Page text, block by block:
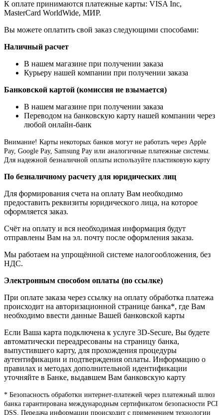
К оплате принимаются платежные карты: VISA Inc,
MasterCard WorldWide, МИР.
Вы можете оплатить свой заказ следующими способами:
Наличный расчет
В нашем магазине при получении заказа
Курьеру нашей компании при получении заказа
Банковской картой (комиссия не взымается)
В нашем магазине при получении заказа
Переводом на банковскую карту нашей компании через
любой онлайн-банк
Внимание! Карты некоторых банков могут не работать через Apple
Pay, Google Pay, Samsung Pay или аналогичные платежные системы.
Для надежной безналичной оплаты используйте пластиковую карту
По безналичному расчету для юридических лиц
Для формирования счета на оплату Вам необходимо
предоставить реквизиты юридического лица, на которое
оформляется заказ.
Счёт на оплату и вся необходимая информация будут
отправлены Вам на эл. почту после оформления заказа.
Мы работаем на упрощённой системе налогообложения, без
НДС.
Электронным способом оплаты (по ссылке)
При оплате заказа через ссылку на оплату обработка платежа
происходит на авторизационной странице банка*, где Вам
необходимо ввести данные Вашей банковской карты
Если Ваша карта подключена к услуге 3D-Secure, Вы будете
автоматически переадресованы на страницу банка,
выпустившего карту, для прохождения процедуры
аутентификации и подтверждения оплаты. Информацию о
правилах и методах дополнительной идентификации
уточняйте в Банке, выдавшем Вам банковскую карту
* Безопасность обработки интернет-платежей через платежный шлюз
банка гарантирована международным сертификатом безопасности PCI
DSS. Передача информации происходит с применением технологии